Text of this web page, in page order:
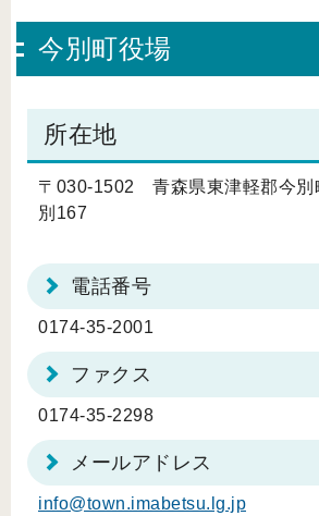
今別町役場
所在地
〒030-1502 青森県東津軽郡今別
別167
電話番号
0174-35-2001
ファクス
0174-35-2298
メールアドレス
info@town.imabetsu.lg.jp